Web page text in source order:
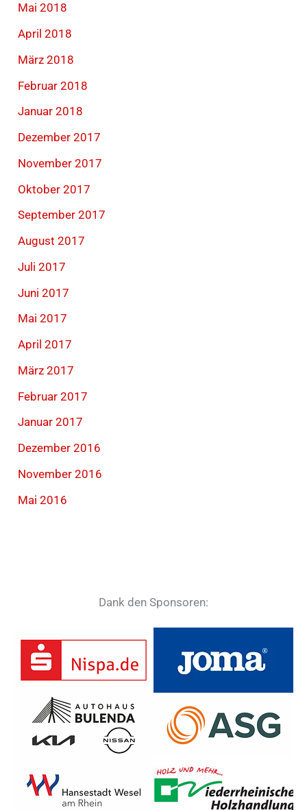
Mai 2018
April 2018
März 2018
Februar 2018
Januar 2018
Dezember 2017
November 2017
Oktober 2017
September 2017
August 2017
Juli 2017
Juni 2017
Mai 2017
April 2017
März 2017
Februar 2017
Januar 2017
Dezember 2016
November 2016
Mai 2016
Dank den Sponsoren: